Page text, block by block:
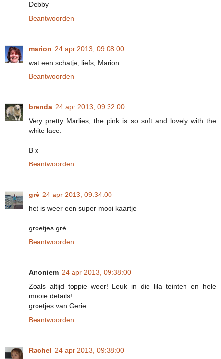
Debby
Beantwoorden
marion 24 apr 2013, 09:08:00
wat een schatje, liefs, Marion
Beantwoorden
brenda 24 apr 2013, 09:32:00
Very pretty Marlies, the pink is so soft and lovely with the
white lace.
B x
Beantwoorden
gré 24 apr 2013, 09:34:00
het is weer een super mooi kaartje
groetjes gré
Beantwoorden
Anoniem 24 apr 2013, 09:38:00
Zoals altijd toppie weer! Leuk in die lila teinten en hele
mooie details!
groetjes van Gerie
Beantwoorden
Rachel 24 apr 2013, 09:38:00